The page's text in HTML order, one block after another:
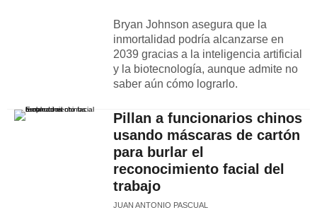
Bryan Johnson asegura que la
inmortalidad podría alcanzarse en
2039 gracias a la inteligencia artificial
y la biotecnología, aunque admite no
saber aún cómo lograrlo.
Pillan a funcionarios chinos
usando máscaras de cartón
para burlar el
reconocimiento facial del
trabajo
JUAN ANTONIO PASCUAL